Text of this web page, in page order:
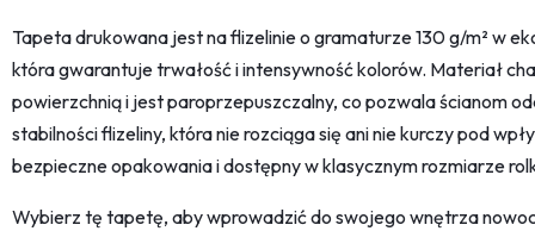
Tapeta drukowana jest na flizelinie o gramaturze 130 g/m² w
która gwarantuje trwałość i intensywność kolorów. Materiał
powierzchnią i jest paroprzepuszczalny, co pozwala ścianom
stabilności flizeliny, która nie rozciąga się ani nie kurczy pod
bezpieczne opakowania i dostępny w klasycznym rozmiarze
Wybierz tę tapetę, aby wprowadzić do swojego wnętrza